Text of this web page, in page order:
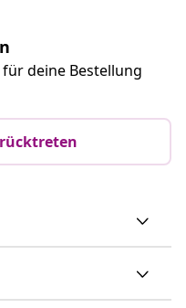
deine Bestellung